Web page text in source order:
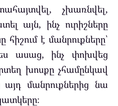
չխառնվել,
այն, ինչ ուրիշները
հիշում է մանրուքները՝
ասաց, ինչ փոխվեց
խոսքը չհամընկավ
մանրուքներից նա